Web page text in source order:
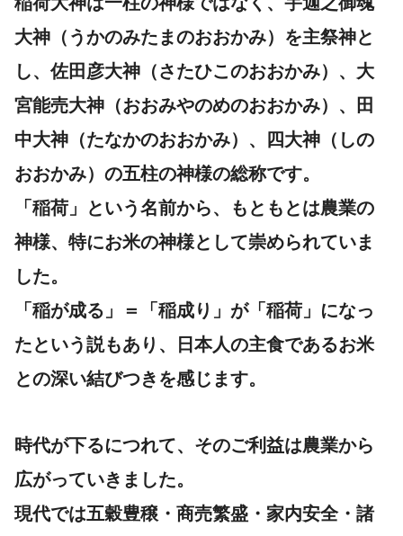
大神（うかのみたまのおおかみ）を主祭神と
し、佐田彦大神（さたひこのおおかみ）、大
宮能売大神（おおみやのめのおおかみ）、田
中大神（たなかのおおかみ）、四大神（しの
おおかみ）の五柱の神様の総称です。
「稲荷」という名前から、もともとは農業の
神様、特にお米の神様として崇められていま
した。
「稲が成る」＝「稲成り」が「稲荷」になっ
たという説もあり、日本人の主食であるお米
との深い結びつきを感じます。
時代が下るにつれて、そのご利益は農業から
広がっていきました。
現代では五穀豊穣・商売繁盛・家内安全・諸